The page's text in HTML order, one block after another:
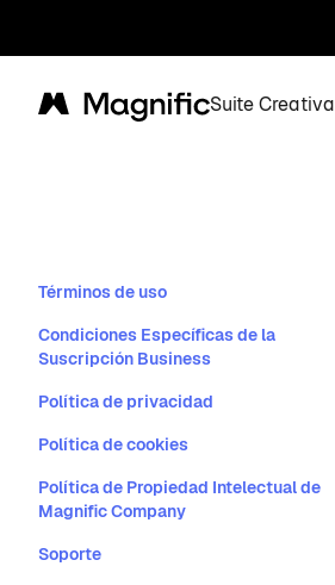
Magnific Suite Creativa
Términos de uso
Condiciones Específicas de la
Suscripción Business
Política de privacidad
Política de cookies
Política de Propiedad Intelectual de
Magnific Company
Soporte